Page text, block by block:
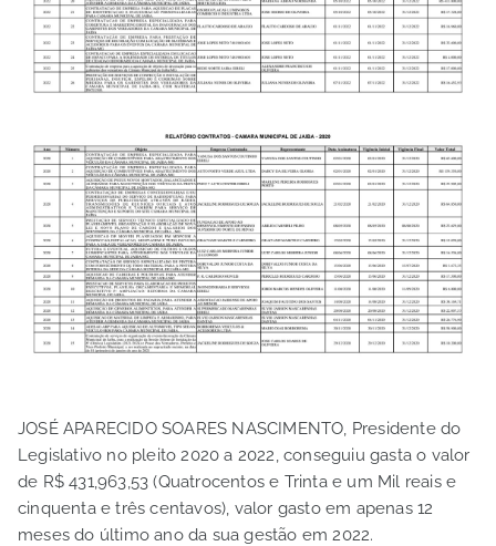
JOSÉ APARECIDO SOARES NASCIMENTO, Presidente do
Legislativo no pleito 2020 a 2022, conseguiu gasta o valor
de R$ 431,963,53 (Quatrocentos e Trinta e um Mil reais e
cinquenta e três centavos), valor gasto em apenas 12
meses do último ano da sua gestão em 2022.